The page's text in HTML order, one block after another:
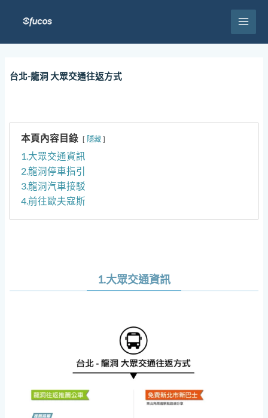
要
台北-龍洞 大眾交通往返方式
本頁內容目錄 隱藏
1.大眾交通資訊
2.龍洞停車指引
3.龍洞汽車接駁
4.前往歐夫寇斯
1.大眾交通資訊